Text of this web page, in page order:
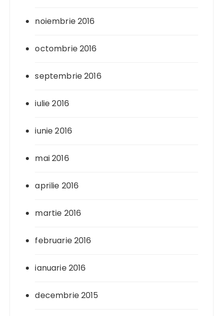
noiembrie 2016
octombrie 2016
septembrie 2016
iulie 2016
iunie 2016
mai 2016
aprilie 2016
martie 2016
februarie 2016
ianuarie 2016
decembrie 2015